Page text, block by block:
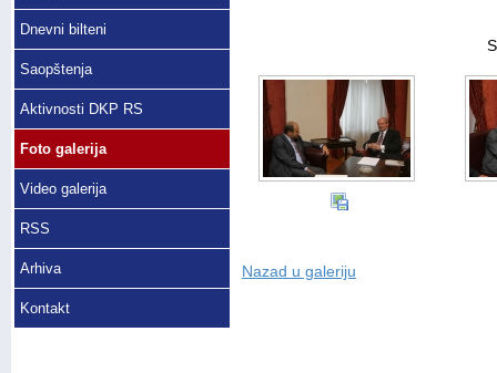
Dnevni bilteni
Saopštenja
Aktivnosti DKP RS
Foto galerija
Video galerija
RSS
Arhiva
Kontakt
Nazad u galeriju